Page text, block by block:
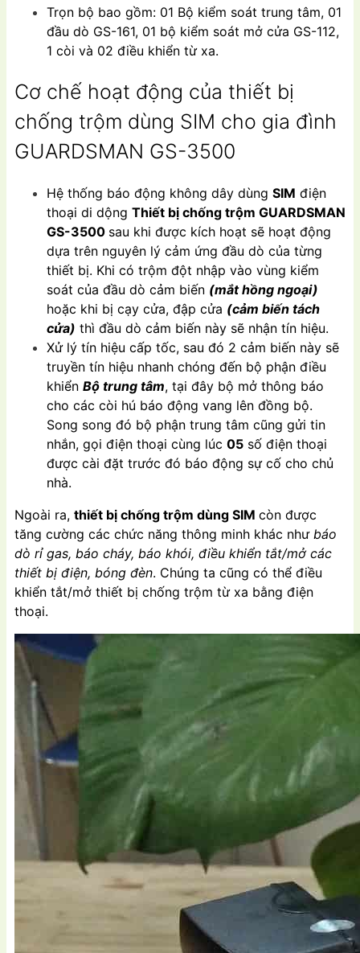
Trọn bộ bao gồm: 01 Bộ kiểm soát trung tâm, 01
đầu dò GS-161, 01 bộ kiểm soát mở cửa GS-112,
1 còi và 02 điều khiển từ xa.
Cơ chế hoạt động của thiết bị
chống trộm dùng SIM cho gia đình
GUARDSMAN GS-3500
Hệ thống báo động không dây dùng SIM điện
thoại di dộng Thiết bị chống trộm GUARDSMAN
GS-3500 sau khi được kích hoạt sẽ hoạt động
dựa trên nguyên lý cảm ứng đầu dò của từng
thiết bị. Khi có trộm đột nhập vào vùng kiểm
soát của đầu dò cảm biến (mắt hồng ngoại)
hoặc khi bị cạy cửa, đập cửa (cảm biến tách
cửa) thì đầu dò cảm biến này sẽ nhận tín hiệu.
Xử lý tín hiệu cấp tốc, sau đó 2 cảm biến này sẽ
truyền tín hiệu nhanh chóng đến bộ phận điều
khiển Bộ trung tâm, tại đây bộ mở thông báo
cho các còi hú báo động vang lên đồng bộ.
Song song đó bộ phận trung tâm cũng gửi tin
nhắn, gọi điện thoại cùng lúc 05 số điện thoại
được cài đặt trước đó báo động sự cố cho chủ
nhà.
Ngoài ra, thiết bị chống trộm dùng SIM còn được
tăng cường các chức năng thông minh khác như báo
dò rỉ gas, báo cháy, báo khói, điều khiển tắt/mở các
thiết bị điện, bóng đèn. Chúng ta cũng có thể điều
khiển tắt/mở thiết bị chống trộm từ xa bằng điện
thoại.